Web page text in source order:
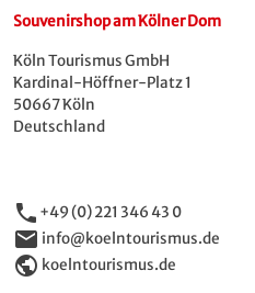
Souvenirshop am Kölner Dom
Köln Tourismus GmbH
Kardinal-Höffner-Platz 1
50667 Köln
Deutschland
phone +49 (0) 221 346 43 0
email info@koelntourismus.de
public koelntourismus.de